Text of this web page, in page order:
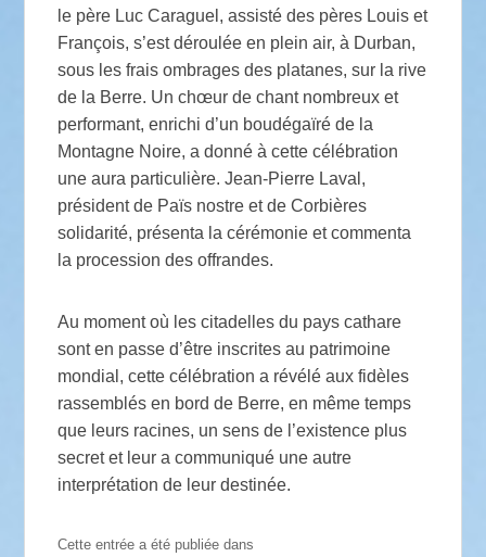
le père Luc Caraguel, assisté des pères Louis et
François, s’est déroulée en plein air, à Durban,
sous les frais ombrages des platanes, sur la rive
de la Berre. Un chœur de chant nombreux et
performant, enrichi d’un boudégaïré de la
Montagne Noire, a donné à cette célébration
une aura particulière. Jean-Pierre Laval,
président de Païs nostre et de Corbières
solidarité, présenta la cérémonie et commenta
la procession des offrandes.
Au moment où les citadelles du pays cathare
sont en passe d’être inscrites au patrimoine
mondial, cette célébration a révélé aux fidèles
rassemblés en bord de Berre, en même temps
que leurs racines, un sens de l’existence plus
secret et leur a communiqué une autre
interprétation de leur destinée.
Cette entrée a été publiée dans